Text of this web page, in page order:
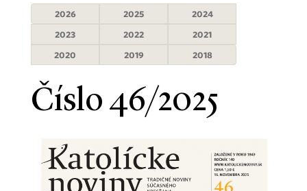
2026 2025
2024
2023
2022
2021
2020
2019 2018
Číslo 46/2025